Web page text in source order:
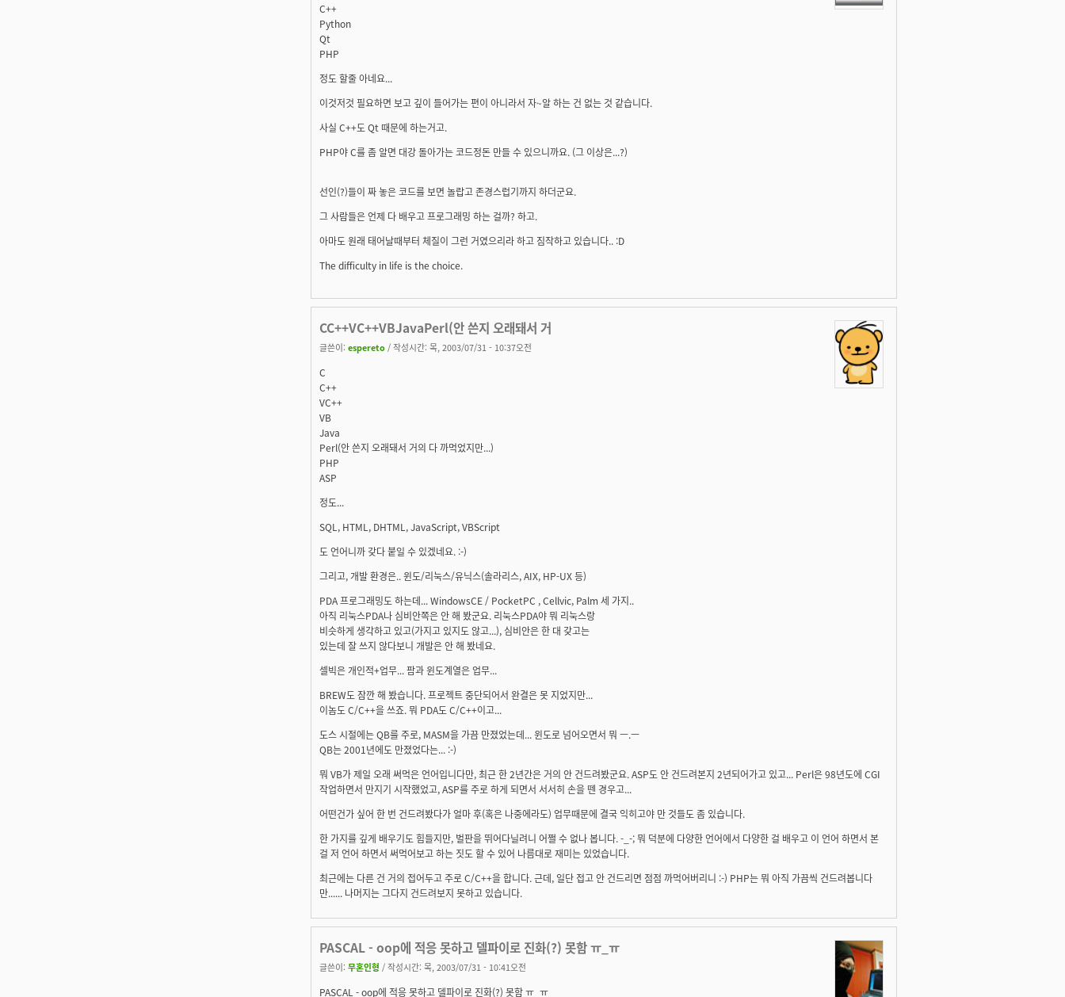
C++
Python
Qt
PHP
정도 할줄 아네요...
이것저것 필요하면 보고 깊이 들어가는 편이 아니라서 자~알 하는 건 없는 것 같습니다.
사실 C++도 Qt 때문에 하는거고.
PHP야 C를 좀 알면 대강 돌아가는 코드정돈 만들 수 있으니까요. (그 이상은...?)
선인(?)들이 짜 놓은 코드를 보면 놀랍고 존경스럽기까지 하더군요.
그 사람들은 언제 다 배우고 프로그래밍 하는 걸까? 하고.
아마도 원래 태어날때부터 체질이 그런 거였으리라 하고 짐작하고 있습니다.. :D
The difficulty in life is the choice.
CC++VC++VBJavaPerl(안 쓴지 오래돼서 거
글쓴이: espereto / 작성시간: 목, 2003/07/31 - 10:37오전
C
C++
VC++
VB
Java
Perl(안 쓴지 오래돼서 거의 다 까먹었지만...)
PHP
ASP
정도...
SQL, HTML, DHTML, JavaScript, VBScript
도 언어니까 갖다 붙일 수 있겠네요. :-)
그리고, 개발 환경은.. 윈도/리눅스/유닉스(솔라리스, AIX, HP-UX 등)
PDA 프로그래밍도 하는데... WindowsCE / PocketPC , Cellvic, Palm 세 가지..
아직 리눅스PDA나 심비안쪽은 안 해 봤군요. 리눅스PDA야 뭐 리눅스랑
비슷하게 생각하고 있고(가지고 있지도 않고...), 심비안은 한 대 갖고는
있는데 잘 쓰지 않다보니 개발은 안 해 봤네요.
셀빅은 개인적+업무... 팜과 윈도계열은 업무...
BREW도 잠깐 해 봤습니다. 프로젝트 중단되어서 완결은 못 지었지만...
이놈도 C/C++을 쓰죠. 뭐 PDA도 C/C++이고...
도스 시절에는 QB를 주로, MASM을 가끔 만졌었는데... 윈도로 넘어오면서 뭐 ㅡ.ㅡ
QB는 2001년에도 만졌었다는... :-)
뭐 VB가 제일 오래 써먹은 언어입니다만, 최근 한 2년간은 거의 안 건드려봤군요. ASP도 안 건드려본지 2년되어가고 있고... Perl은 98년도에 CGI
작업하면서 만지기 시작했었고, ASP를 주로 하게 되면서 서서히 손을 뗀 경우고...
어떤건가 싶어 한 번 건드려봤다가 얼마 후(혹은 나중에라도) 업무때문에 결국 익히고야 만 것들도 좀 있습니다.
한 가지를 깊게 배우기도 힘들지만, 벌판을 뛰어다닐려니 어쩔 수 없나 봅니다. -_-; 뭐 덕분에 다양한 언어에서 다양한 걸 배우고 이 언어 하면서 본
걸 저 언어 하면서 써먹어보고 하는 짓도 할 수 있어 나름대로 재미는 있었습니다.
최근에는 다른 건 거의 접어두고 주로 C/C++을 합니다. 근데, 일단 접고 안 건드리면 점점 까먹어버리니 :-) PHP는 뭐 아직 가끔씩 건드려봅니다
만...... 나머지는 그다지 건드려보지 못하고 있습니다.
PASCAL - oop에 적응 못하고 델파이로 진화(?) 못함 ㅠ_ㅠ
글쓴이: 무혼인형 / 작성시간: 목, 2003/07/31 - 10:41오전
PASCAL - oop에 적응 못하고 델파이로 진화(?) 못함 ㅠ_ㅠ